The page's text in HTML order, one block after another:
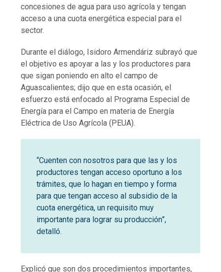
concesiones de agua para uso agrícola y tengan
acceso a una cuota energética especial para el
sector.
Durante el diálogo, Isidoro Armendáriz subrayó que
el objetivo es apoyar a las y los productores para
que sigan poniendo en alto el campo de
Aguascalientes; dijo que en esta ocasión, el
esfuerzo está enfocado al Programa Especial de
Energía para el Campo en materia de Energía
Eléctrica de Uso Agrícola (PEUA).
“Cuenten con nosotros para que las y los
productores tengan acceso oportuno a los
trámites, que lo hagan en tiempo y forma
para que tengan acceso al subsidio de la
cuota energética, un requisito muy
importante para lograr su producción”,
detalló.
Explicó que son dos procedimientos importantes,